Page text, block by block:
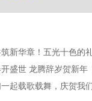
新华章！五光十色的
盛世 龙腾辞岁贺新
起载歌载舞，庆贺我